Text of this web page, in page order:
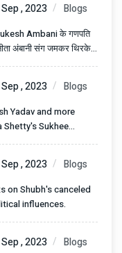
, 2023 Blogs
Ambani के गणपति
अंबानी संग जमकर थिरके
, 2023 Blogs
Yadav and more
Sukhee
, 2023 Blogs
on Shubh's canceled
influences.
, 2023 Blogs